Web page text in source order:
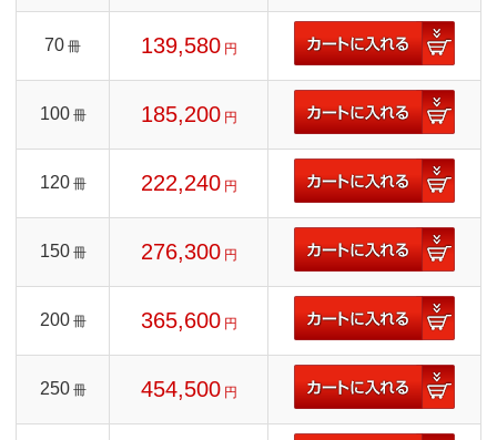
70 冊 139,580 円
100 冊 185,200 円
120 冊 222,240 円
150 冊 276,300 円
200 冊 365,600 円
250 冊 454,500 円